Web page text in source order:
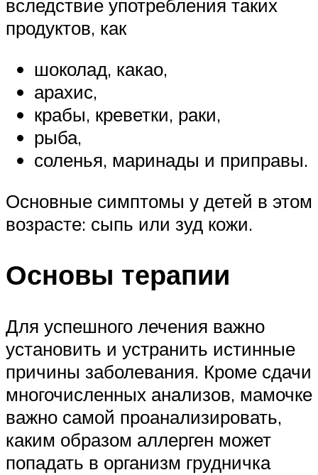
вследствие употребления таких
продуктов, как
шоколад, какао,
арахис,
крабы, креветки, раки,
рыба,
соленья, маринады и приправы.
Основные симптомы у детей в этом
возрасте: сыпь или зуд кожи.
Основы терапии
Для успешного лечения важно
установить и устранить истинные
причины заболевания. Кроме сдачи
многочисленных анализов, мамочке
важно самой проанализировать,
каким образом аллерген может
попадать в организм грудничка